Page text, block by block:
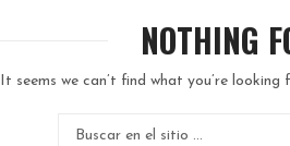
NOTHING
It seems we can’t find what you’re looking